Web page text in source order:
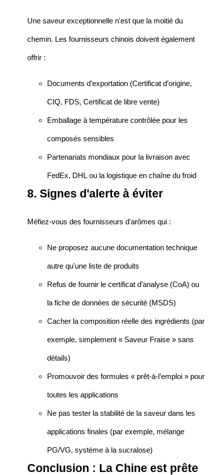
Une saveur exceptionnelle n'est que la moitié du
chemin. Les fournisseurs chinois doivent également
offrir :
Documents d’exportation (Certificat d’origine,
CIQ, FDS, Certificat de libre vente)
Emballage à température contrôlée pour les
composés sensibles
Partenariats mondiaux pour la livraison avec
FedEx, DHL ou la logistique en chaîne du froid
8. Signes d'alerte à éviter
Méfiez-vous des fournisseurs d'arômes qui :
Ne proposez aucune documentation technique
autre qu'une liste de produits
Refus de fournir le certificat d’analyse (CoA) ou
la fiche de données de sécurité (MSDS)
Cacher la composition réelle des ingrédients (par
exemple, simplement « Saveur Fraise » sans
détails)
Promouvoir des formules « prêt-à-l’emploi » pour
toutes les applications
Ne pas tester la stabilité de la saveur dans les
applications finales (par exemple, mélange
PG/VG, système à la sucralose)
Conclusion : La Chine est prête